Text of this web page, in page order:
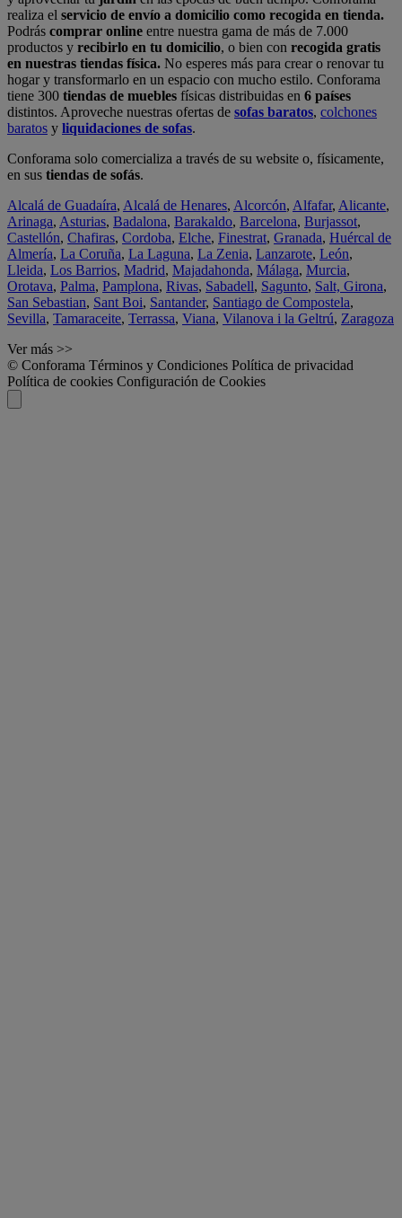
realiza el servicio de envío a domicilio como recogida en tienda.
Podrás comprar online entre nuestra gama de más de 7.000
productos y recibirlo en tu domicilio, o bien con recogida gratis
en nuestras tiendas física. No esperes más para crear o renovar tu
hogar y transformarlo en un espacio con mucho estilo. Conforama
tiene 300 tiendas de muebles físicas distribuidas en 6 países
distintos. Aproveche nuestras ofertas de sofas baratos, colchones
baratos y liquidaciones de sofas.
Conforama solo comercializa a través de su website o, físicamente,
en sus tiendas de sofás.
Alcalá de Guadaíra, Alcalá de Henares, Alcorcón, Alfafar, Alicante,
Arinaga, Asturias, Badalona, Barakaldo, Barcelona, Burjassot,
Castellón, Chafiras, Cordoba, Elche, Finestrat, Granada, Huércal de
Almería, La Coruña, La Laguna, La Zenia, Lanzarote, León,
Lleida, Los Barrios, Madrid, Majadahonda, Málaga, Murcia,
Orotava, Palma, Pamplona, Rivas, Sabadell, Sagunto, Salt, Girona,
San Sebastian, Sant Boi, Santander, Santiago de Compostela,
Sevilla, Tamaraceite, Terrassa, Viana, Vilanova i la Geltrú, Zaragoza
Ver más >>
© Conforama Términos y Condiciones Política de privacidad
Política de cookies Configuración de Cookies